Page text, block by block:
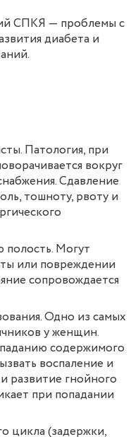
СПКЯ — проблемы с
диабета и
Патология, при
вокруг
Сдавление
тошноту, рвоту и
Могут
или повреждении
сопровождается
Одно из самых
у женщин.
содержимого
воспаление и
гнойного
при попадании
цикла (задержки,